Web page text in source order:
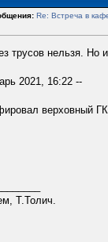
Re: Встреча в
трусов нельзя. Но
2021, 16:22 --
верховный
Т.Толич.